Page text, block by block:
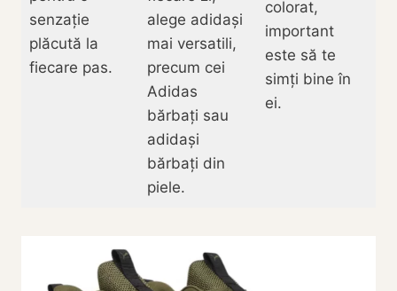
senzație
plăcută la
fiecare pas.
alege adidași
mai versatili,
precum cei
Adidas
bărbați sau
adidași
bărbați din
piele.
colorat,
important
este să te
simți bine în
ei.